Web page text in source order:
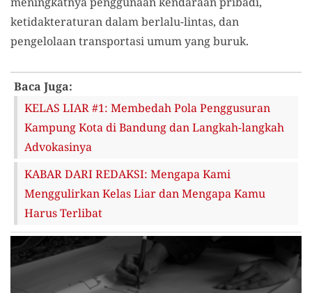
ketidakteraturan dalam berlalu-lintas, dan
pengelolaan transportasi umum yang buruk.
Baca Juga:
KELAS LIAR #1: Membedah Pola Penggusuran
Kampung Kota di Bandung dan Langkah-langkah
Advokasinya
KABAR DARI REDAKSI: Mengapa Kami
Menggulirkan Kelas Liar dan Mengapa Kamu
Harus Terlibat